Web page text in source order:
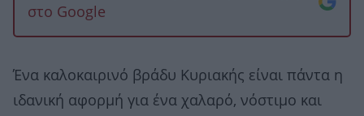
στο Google
Ένα καλοκαιρινό βράδυ Κυριακής είναι πάντα η
ιδανική αφορμή για ένα χαλαρό, νόστιμο και